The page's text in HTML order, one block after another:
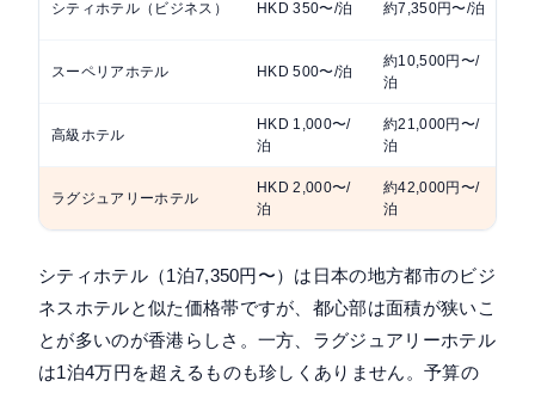
シティホテル（ビジネス） HKD 350〜/泊 約7,350円〜/泊
スーペリアホテル HKD 500〜/泊
約10,500円〜/
泊
高級ホテル
HKD 1,000〜/
泊
約21,000円〜/
泊
ラグジュアリーホテル
HKD 2,000〜/
泊
約42,000円〜/
泊
シティホテル（1泊7,350円〜）は日本の地方都市のビジ
ネスホテルと似た価格帯ですが、都心部は面積が狭いこ
とが多いのが香港らしさ。一方、ラグジュアリーホテル
は1泊4万円を超えるものも珍しくありません。予算の